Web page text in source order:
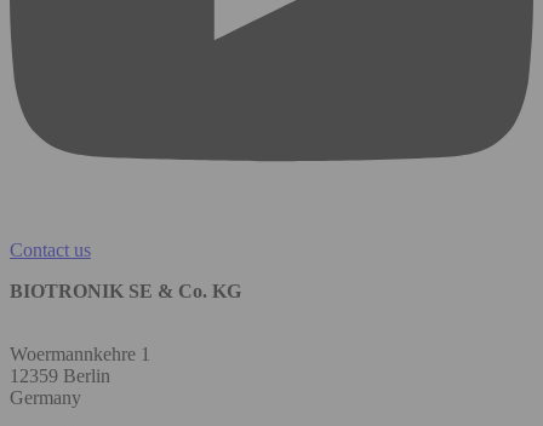
Contact us
BIOTRONIK SE & Co. KG
Woermannkehre 1
12359 Berlin
Germany